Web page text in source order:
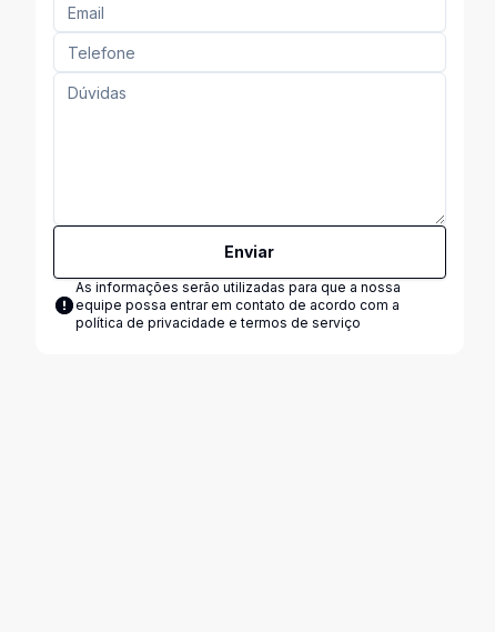
Enviar
As informações serão utilizadas para que a nossa
equipe possa entrar em contato de acordo com a
política de privacidade e termos de serviço